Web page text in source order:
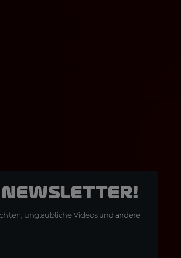
Newsletter!
unglaubliche Videos und andere